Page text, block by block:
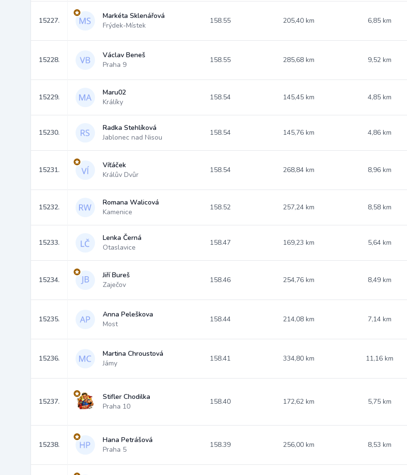
15227.
Markéta Sklenářová
Frýdek-Místek
158.55 205,40 km 6,85 km
15228.
Václav Beneš
Praha 9
158.55 285,68 km 9,52 km
15229.
Maru02
Králíky
158.54 145,45 km 4,85 km
15230.
Radka Stehlíková
Jablonec nad Nisou
158.54 145,76 km 4,86 km
15231.
Víťáček
Králův Dvůr
158.54 268,84 km 8,96 km
15232.
Romana Walicová
Kamenice
158.52 257,24 km 8,58 km
15233.
Lenka Černá
Otaslavice
158.47 169,23 km 5,64 km
15234.
Jiří Bureš
Zaječov
158.46 254,76 km 8,49 km
15235.
Anna Peleškova
Most
158.44 214,08 km 7,14 km
15236.
Martina Chroustová
Jámy
158.41 334,80 km 11,16 km
15237.
Stifler Chodilka
Praha 10
158.40 172,62 km 5,75 km
15238.
Hana Petrášová
Praha 5
158.39 256,00 km 8,53 km